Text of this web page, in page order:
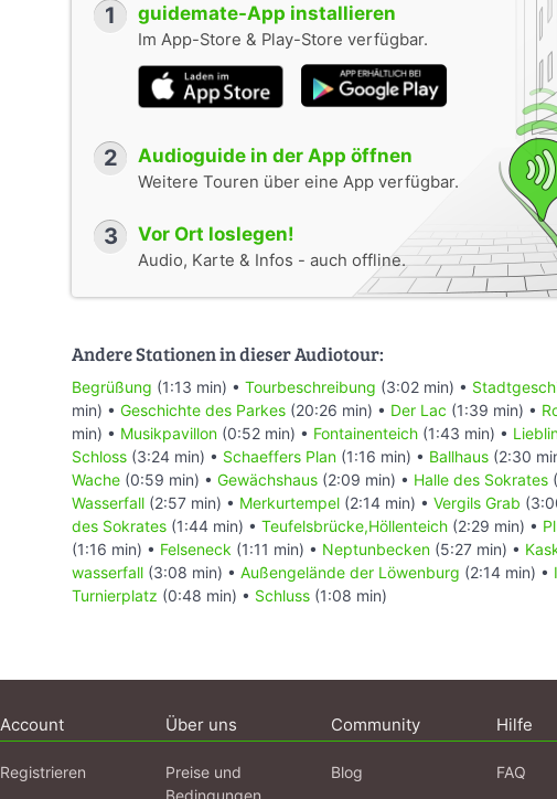
1 guidemate-App installieren
Im App-Store & Play-Store verfügbar.
2 Audioguide in der App öffnen
Weitere Touren über eine App verfügbar.
3 Vor Ort loslegen!
Audio, Karte & Infos - auch offline.
Andere Stationen in dieser Audiotour:
Begrüßung (1:13 min) • Tourbeschreibung (3:02 min) •
min) • Geschichte des Parkes (20:26 min) • Der Lac (1:39 min) •
min) • Musikpavillon (0:52 min) • Fontainenteich (1:43 min) •
Schloss (3:24 min) • Schaeffers Plan (1:16 min) • Ballhaus (2:30
Wache (0:59 min) • Gewächshaus (2:09 min) • Halle des Sokrates
Wasserfall (2:57 min) • Merkurtempel (2:14 min) • Vergils Grab
des Sokrates (1:44 min) • Teufelsbrücke,Höllenteich (2:29 min) •
(1:16 min) • Felseneck (1:11 min) • Neptunbecken (5:27 min) •
wasserfall (3:08 min) • Außengelände der Löwenburg (2:14 min) •
Turnierplatz (0:48 min) • Schluss (1:08 min)
Account
Registrieren
Über uns
Preise und
Bedingungen
Community
Blog
Hilfe
FAQ